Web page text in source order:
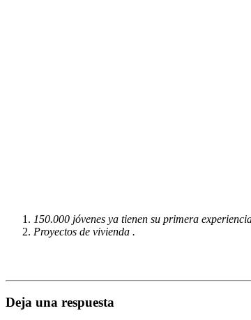
150.000 jóvenes ya tienen su primera
Proyectos de vivienda .
Deja una respuesta